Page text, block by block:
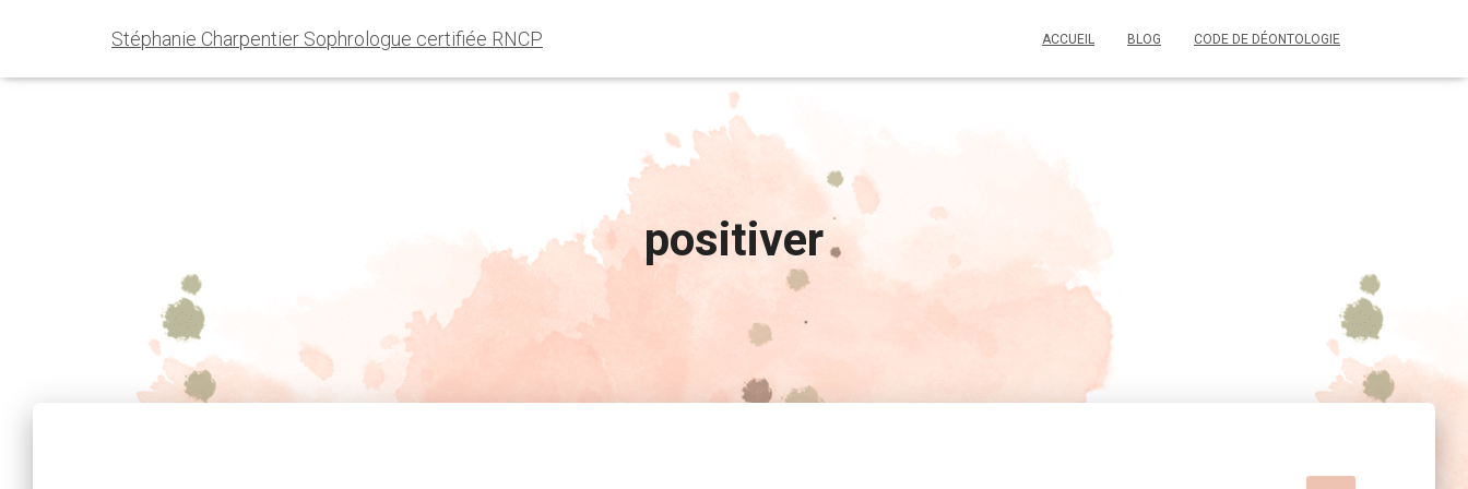
Stéphanie Charpentier Sophrologue certifiée RNCP ACCUEIL BLOG CODE DE DÉONTOLOGIE
positiver